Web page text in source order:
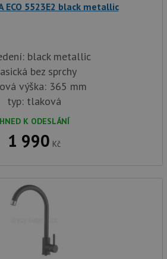
ECO 5523E2 black metallic
black metallic
bez sprchy
výška: 365 mm
typ: tlaková
K ODESLÁNÍ
1 990 Kč